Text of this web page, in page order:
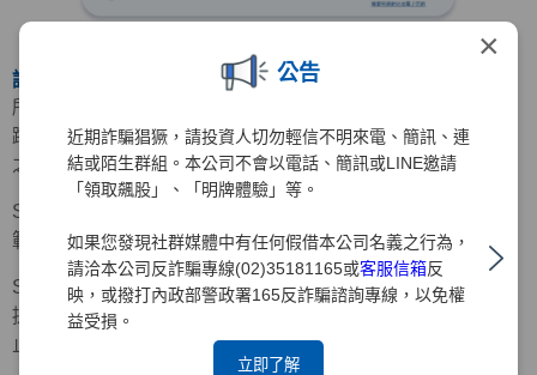
×
公告
近期詐騙猖獗，請投資人切勿輕信不明來電、簡訊、連
結或陌生群組。本公司不會以電話、簡訊或LINE邀請
「領取飆股」、「明牌體驗」等。
如果您發現社群媒體中有任何假借本公司名義之行為，
請洽本公司反詐騙專線(02)35181165或客服信箱反
映，或撥打內政部警政署165反詐騙諮詢專線，以免權
益受損。
立即了解
調查程序
所有經檢舉管道所檢舉之事件，本公司均妥善記錄並謹慎追
蹤處理，若案件調查屬實，將依「檢舉制度實施辦法」規定
之下列程序處理。
Step 1：立即要求被檢舉人停止相關行為，並預為必要之防
範或緊急應變措施。
Step 2：由被檢舉人所屬部門主管或被檢舉事項之權責單位
提出書面檢討改善措施，交由調查單位追蹤至改善完成為
止。